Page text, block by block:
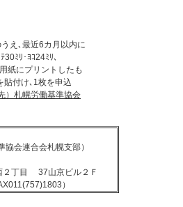
え､最近6カ月以内に
ﾃ30ﾐﾘ･ﾖｺ24ﾐﾘ、
紙にプリントしたも
貼付け､1枚を申込
）札幌労働基準協会
協会連合会札幌支部）
２丁目 37山京ビル２Ｆ
）